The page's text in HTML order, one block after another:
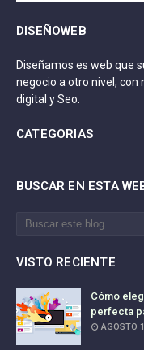
DISEÑOWEB
Diseñamos es web que
negocio a otro nivel,
digital y Seo.
CATEGORIAS
BUSCAR EN ESTA
VISTO RECIENTE
Cómo
perfecta
AGOSTO